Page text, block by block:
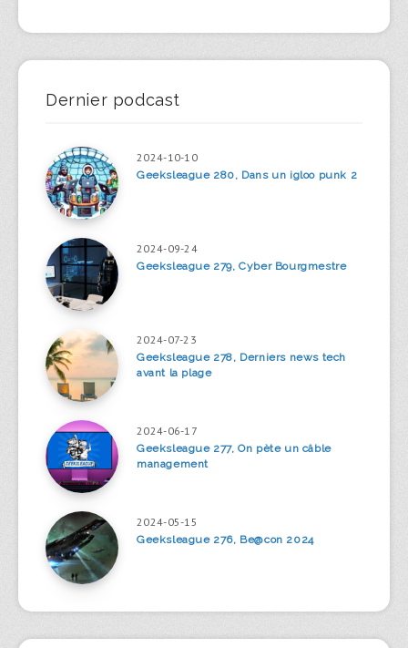
Dernier podcast
2024-10-10
Geeksleague 280, Dans un igloo punk 2
2024-09-24
Geeksleague 279, Cyber Bourgmestre
2024-07-23
Geeksleague 278, Derniers news tech
avant la plage
2024-06-17
Geeksleague 277, On pète un câble
management
2024-05-15
Geeksleague 276, Be@con 2024